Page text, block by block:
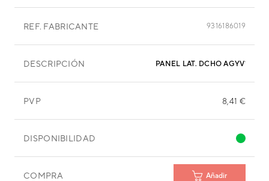
REF. FABRICANTE 9316186019
DESCRIPCIÓN PANEL LAT. DCHO AGYV12LAC
PVP 8,41 €
DISPONIBILIDAD
COMPRA Añadir